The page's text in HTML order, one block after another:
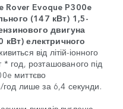
Rover Evoque P300e
(147 кВт) 1,5-
двигуна
кВт) електричного
від літій-іонного
год, розташованого під
миттєво
лише за 6,4 секунди.